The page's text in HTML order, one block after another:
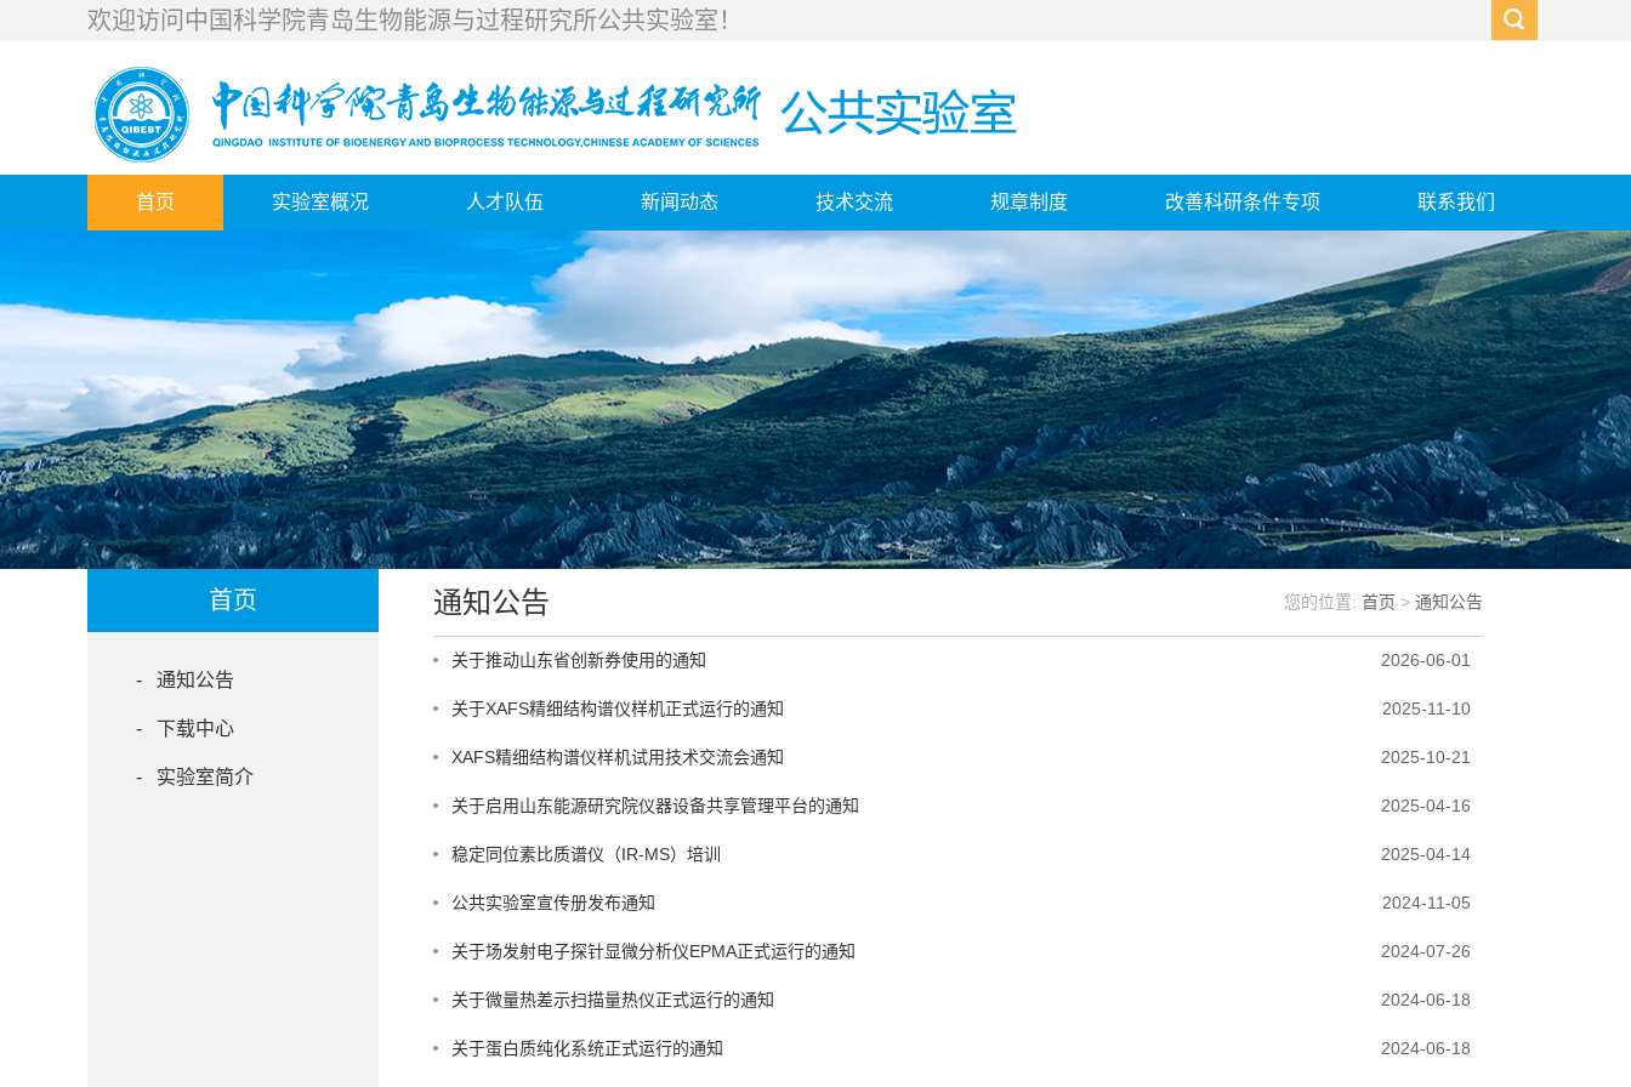
欢迎访问中国科学院青岛生物能源与过程研究所公共实验室！
首页 实验室概况 人才队伍 新闻动态 技术交流 规章制度 改善科研条件专项 联系我们
首页
- 通知公告
- 下载中心
- 实验室简介
通知公告 您的位置: 首页 > 通知公告
2026-06-01
关于推动山东省创新券使用的通知
2025-11-10
关于XAFS精细结构谱仪样机正式运行的通知
2025-10-21
XAFS精细结构谱仪样机试用技术交流会通知
2025-04-16
关于启用山东能源研究院仪器设备共享管理平台的通知
2025-04-14
稳定同位素比质谱仪（IR-MS）培训
2024-11-05
公共实验室宣传册发布通知
2024-07-26
关于场发射电子探针显微分析仪EPMA正式运行的通知
2024-06-18
关于微量热差示扫描量热仪正式运行的通知
2024-06-18
关于蛋白质纯化系统正式运行的通知